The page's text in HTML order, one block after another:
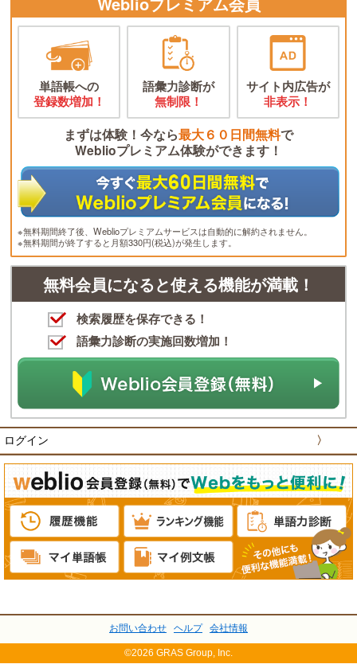
単語帳への
登録数増加！
語彙力診断が
無制限！
サイト内広告が
非表示！
まずは体験！今なら最大６０日間無料で
Weblioプレミアム体験ができます！
※無料期間終了後、Weblioプレミアムサービスは自動的に解約されません。
※無料期間が終了すると月額330円(税込)が発生します。
無料会員になると使える機能が満載！
検索履歴を保存できる！
語彙力診断の実施回数増加！
ログイン 〉
お問い合わせ ヘルプ 会社情報
©2026 GRAS Group, Inc.